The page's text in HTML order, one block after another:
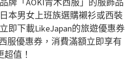
日本男女上班族選購襯衫或西裝
立即下載LikeJapan的旅遊優惠券
服優惠券，消費滿額立即享有
超值！